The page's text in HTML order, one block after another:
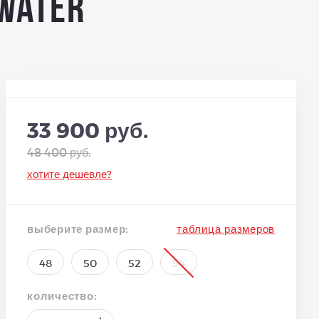
33 900 руб.
48 400 руб.
хотите дешевле?
выберите размер: таблица размеров
48 50 52 54
количество: